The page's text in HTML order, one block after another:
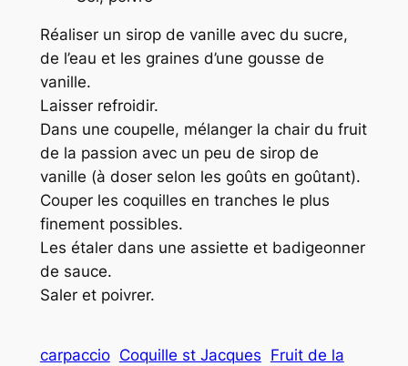
Réaliser un sirop de vanille avec du sucre,
de l’eau et les graines d’une gousse de
vanille.
Laisser refroidir.
Dans une coupelle, mélanger la chair du fruit
de la passion avec un peu de sirop de
vanille (à doser selon les goûts en goûtant).
Couper les coquilles en tranches le plus
finement possibles.
Les étaler dans une assiette et badigeonner
de sauce.
Saler et poivrer.
carpaccio Coquille st Jacques Fruit de la